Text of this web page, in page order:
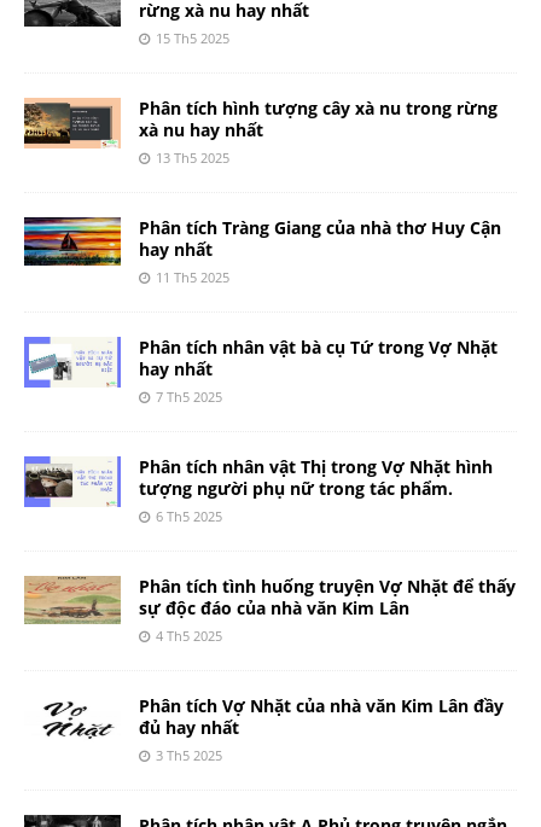
rừng xà nu hay nhất
15 Th5 2025
Phân tích hình tượng cây xà nu trong rừng
xà nu hay nhất
13 Th5 2025
Phân tích Tràng Giang của nhà thơ Huy Cận
hay nhất
11 Th5 2025
Phân tích nhân vật bà cụ Tứ trong Vợ Nhặt
hay nhất
7 Th5 2025
Phân tích nhân vật Thị trong Vợ Nhặt hình
tượng người phụ nữ trong tác phẩm.
6 Th5 2025
Phân tích tình huống truyện Vợ Nhặt để thấy
sự độc đáo của nhà văn Kim Lân
4 Th5 2025
Phân tích Vợ Nhặt của nhà văn Kim Lân đầy
đủ hay nhất
3 Th5 2025